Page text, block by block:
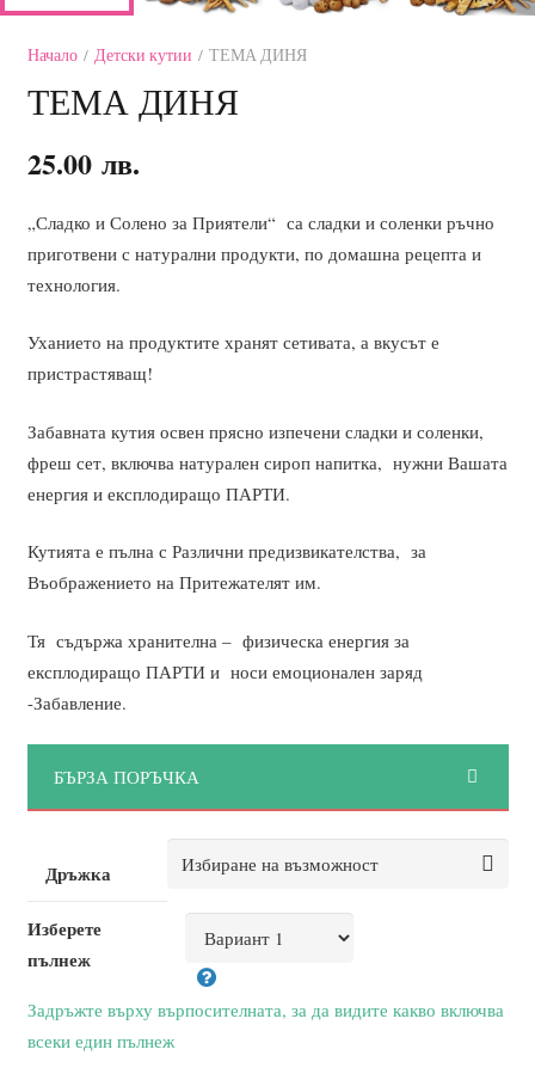
Начало/ Детски кутии / ТЕМА ДИНЯ
ТЕМА ДИНЯ
25.00 лв.
„Сладко и Солено за Приятели“ са сладки и соленки ръчно
приготвени с натурални продукти, по домашна рецепта и
технология.
Уханието на продуктите хранят сетивата, а вкусът е
пристрастяващ!
Забавната кутия освен прясно изпечени сладки и соленки,
фреш сет, включва натурален сироп напитка, нужни Вашата
енергия и експлодиращо ПАРТИ.
Кутията е пълна с Различни предизвикателства, за
Въображението на Притежателят им.
Тя съдържа хранителна – физическа енергия за
експлодиращо ПАРТИ и носи емоционален заряд
-Забавление.
БЪРЗА ПОРЪЧКА
Дръжка
Изберете
пълнеж
Задръжте върху върпосителната, за да видите какво включва
всеки един пълнеж